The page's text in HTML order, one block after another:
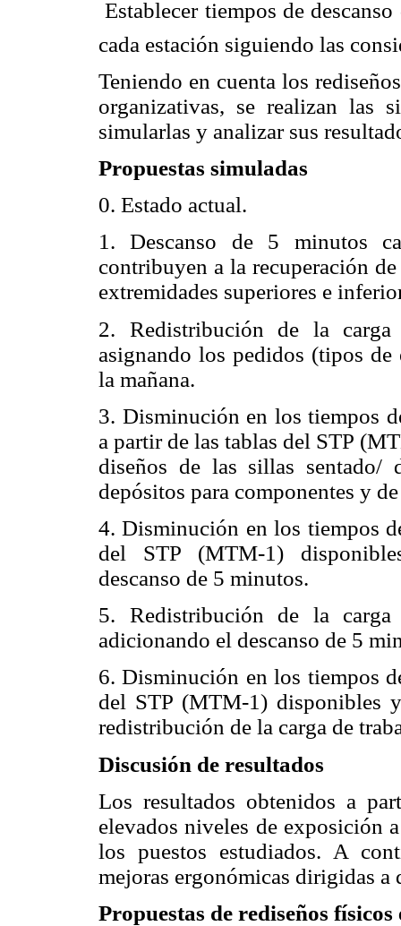
 Establecer tiempos de
cada estación siguiendo las
Teniendo en cuenta los
organizativas, se realizan las
simularlas y analizar sus
Propuestas simuladas
0. Estado actual.
1. Descanso de 5 minutos
contribuyen a la recuperación
extremidades superiores e
2. Redistribución de la
asignando los pedidos (tipos
la mañana.
3. Disminución en los tiempos
a partir de las tablas del STP
diseños de las sillas sentado/
depósitos para componentes y
4. Disminución en los tiempos
del STP (MTM-1)
descanso de 5 minutos.
5. Redistribución de la
adicionando el descanso de 5
6. Disminución en los tiempos
del STP (MTM-1) disponibles
redistribución de la carga de
Discusión de resultados
Los resultados obtenidos a
elevados niveles de exposición
los puestos estudiados. A
mejoras ergonómicas dirigidas
Propuestas de rediseños